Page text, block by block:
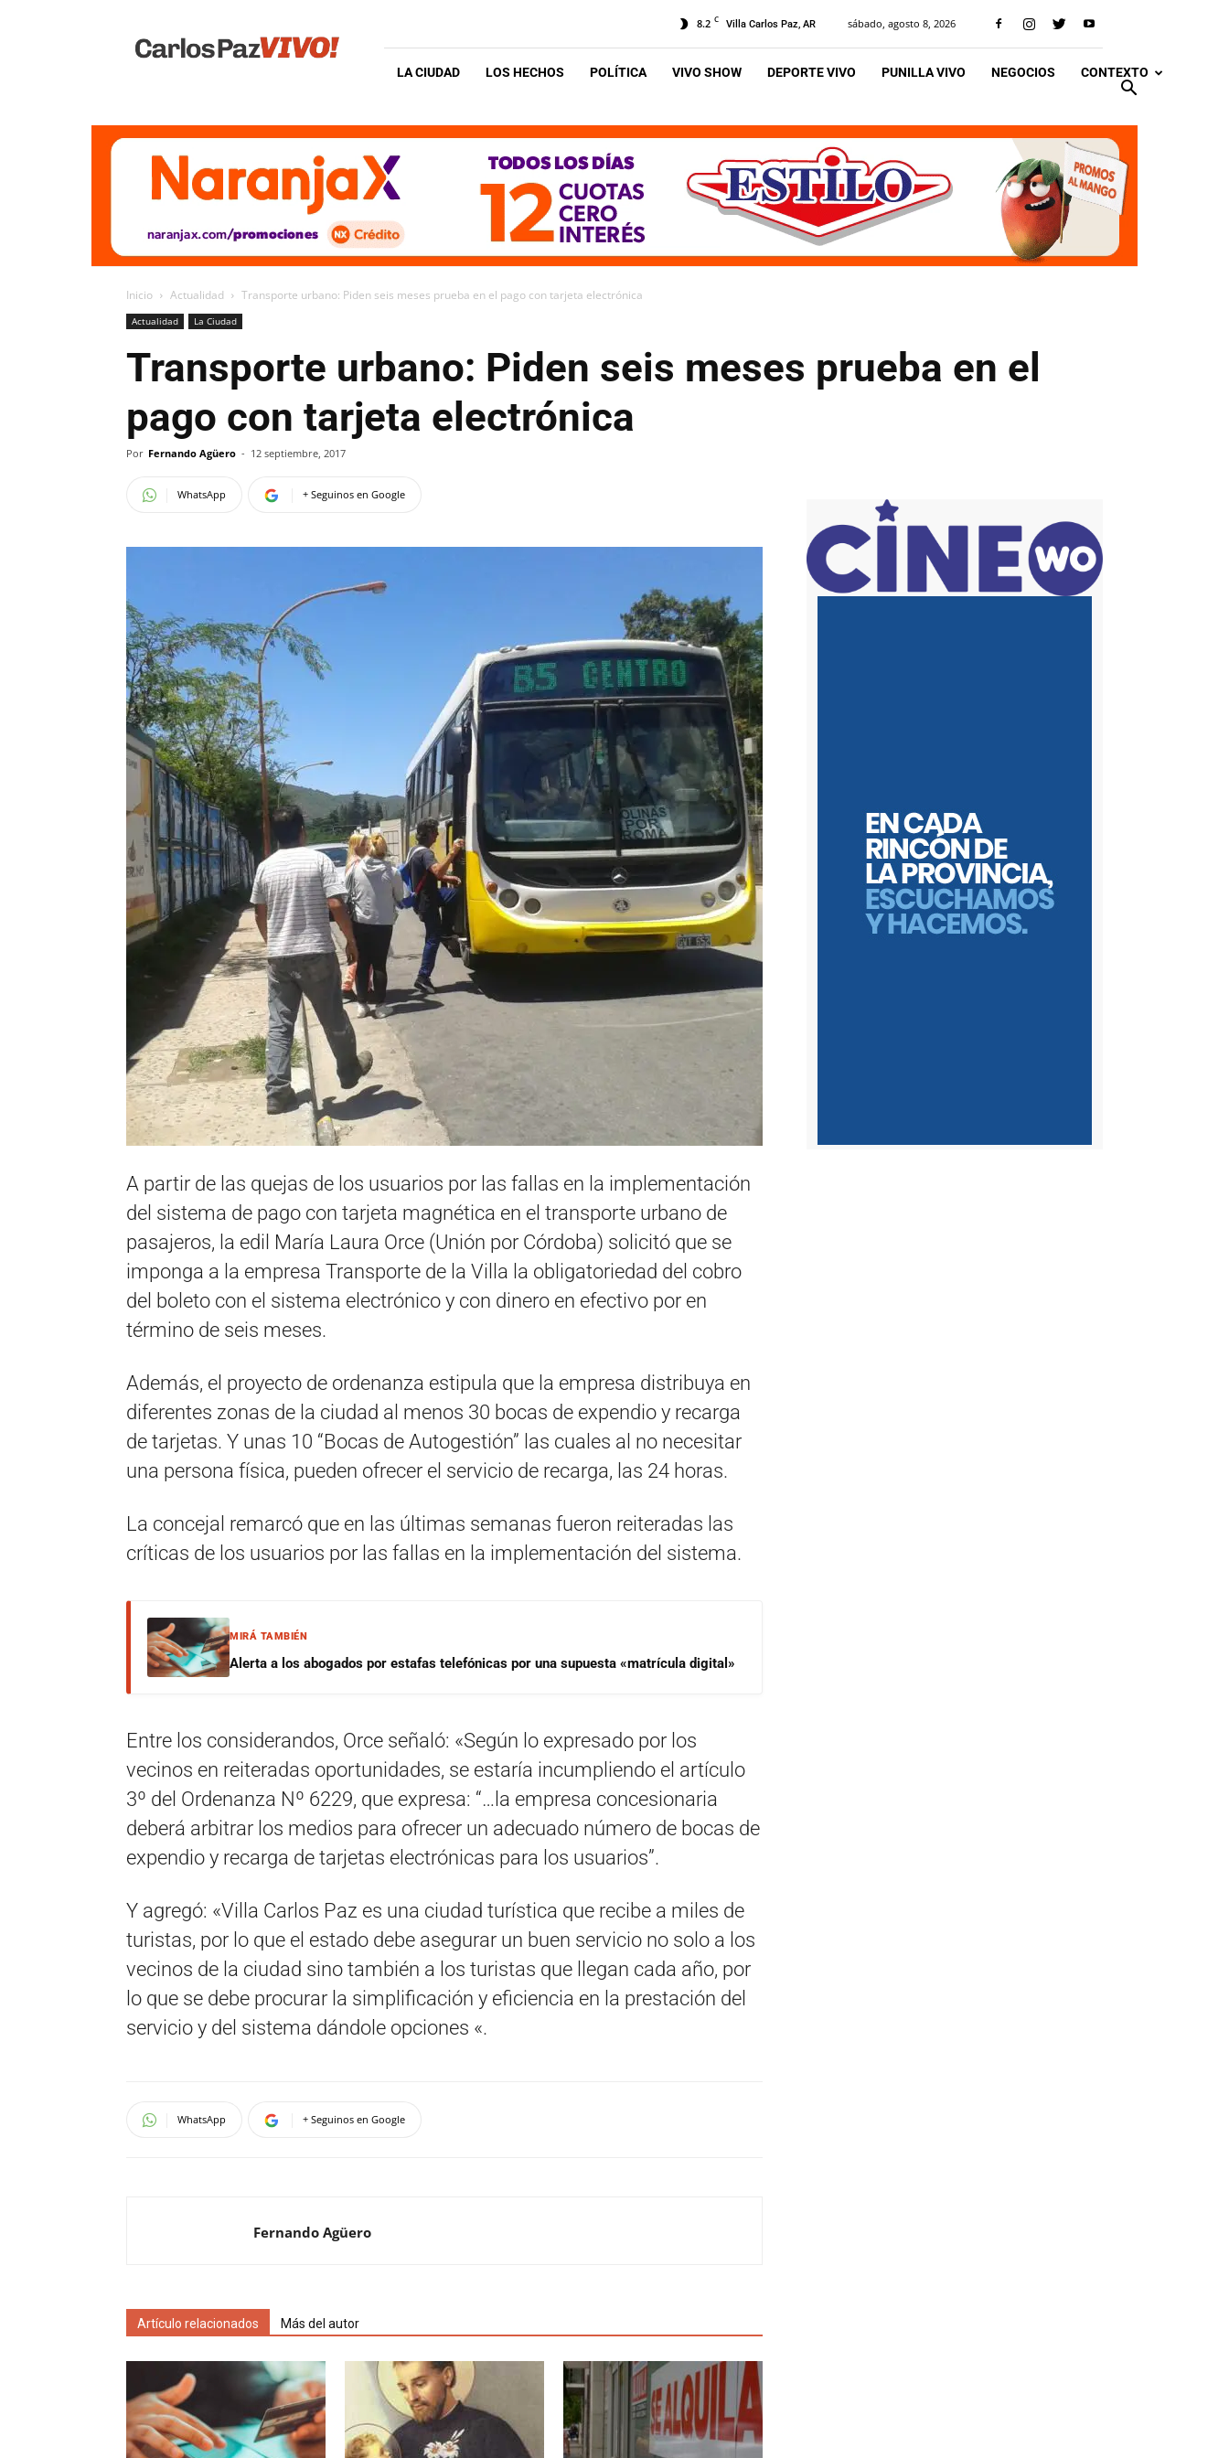
Vivo
8.2 C Villa Carlos Paz, AR sábado, agosto 8, 2026
LA CIUDAD LOS HECHOS POLÍTICA VIVO SHOW DEPORTE VIVO PUNILLA VIVO NEGOCIOS CONTEXTO
Inicio Actualidad Transporte urbano: Piden seis meses prueba en el pago con tarjeta electrónica
Actualidad La Ciudad
Transporte urbano: Piden seis meses prueba en el
pago con tarjeta electrónica
Por Fernando Agüero - 12 septiembre, 2017
WhatsApp + Seguinos en Google
A partir de las quejas de los usuarios por las fallas en la implementación
del sistema de pago con tarjeta magnética en el transporte urbano de
pasajeros, la edil María Laura Orce (Unión por Córdoba) solicitó que se
imponga a la empresa Transporte de la Villa la obligatoriedad del cobro
del boleto con el sistema electrónico y con dinero en efectivo por en
término de seis meses.
Además, el proyecto de ordenanza estipula que la empresa distribuya en
diferentes zonas de la ciudad al menos 30 bocas de expendio y recarga
de tarjetas. Y unas 10 “Bocas de Autogestión” las cuales al no necesitar
una persona física, pueden ofrecer el servicio de recarga, las 24 horas.
La concejal remarcó que en las últimas semanas fueron reiteradas las
críticas de los usuarios por las fallas en la implementación del sistema.
MIRÁ TAMBIÉN
Alerta a los abogados por estafas telefónicas por una supuesta «matrícula digital»
Entre los considerandos, Orce señaló: «Según lo expresado por los
vecinos en reiteradas oportunidades, se estaría incumpliendo el artículo
3º del Ordenanza Nº 6229, que expresa: “…la empresa concesionaria
deberá arbitrar los medios para ofrecer un adecuado número de bocas de
expendio y recarga de tarjetas electrónicas para los usuarios”.
Y agregó: «Villa Carlos Paz es una ciudad turística que recibe a miles de
turistas, por lo que el estado debe asegurar un buen servicio no solo a los
vecinos de la ciudad sino también a los turistas que llegan cada año, por
lo que se debe procurar la simplificación y eficiencia en la prestación del
servicio y del sistema dándole opciones «.
WhatsApp + Seguinos en Google
Fernando Agüero
Artículo relacionados Más del autor